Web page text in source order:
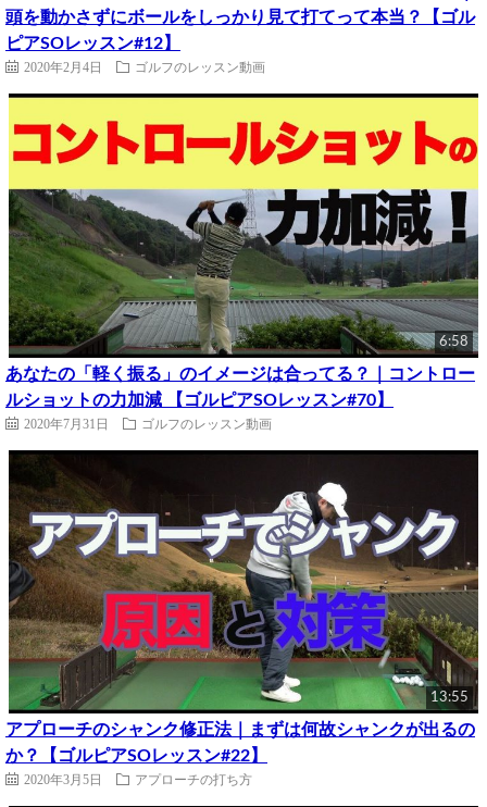
頭を動かさずにボールをしっかり見て打てって本当？【ゴル
ピアSOレッスン#12】
2020年2月4日 ゴルフのレッスン動画
6:58
あなたの「軽く振る」のイメージは合ってる？｜コントロー
ルショットの力加減 【ゴルピアSOレッスン#70】
2020年7月31日 ゴルフのレッスン動画
13:55
アプローチのシャンク修正法｜まずは何故シャンクが出るの
か？【ゴルピアSOレッスン#22】
2020年3月5日 アプローチの打ち方